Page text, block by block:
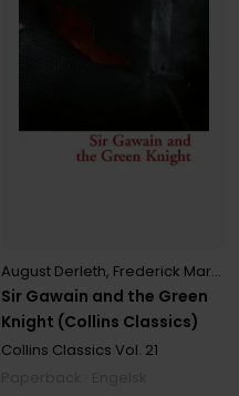
Sir Gawain and the Green
Knight (Collins Classics)
August Derleth, Frederick Marryat
Collins Classics Vol. 21